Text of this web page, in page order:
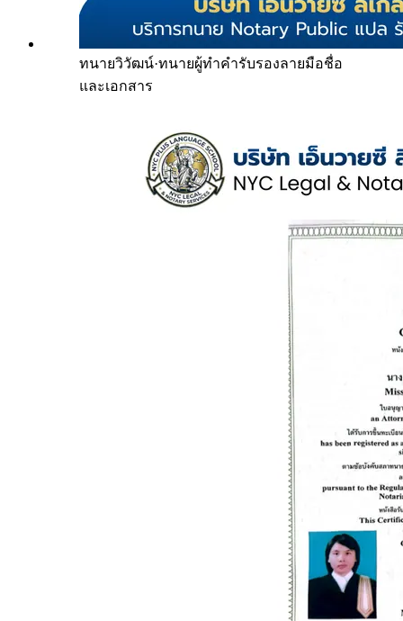
ทนายวิวัฒน์·ทนายผู้ทำคำรับรองลายมือชื่อ
และเอกสาร